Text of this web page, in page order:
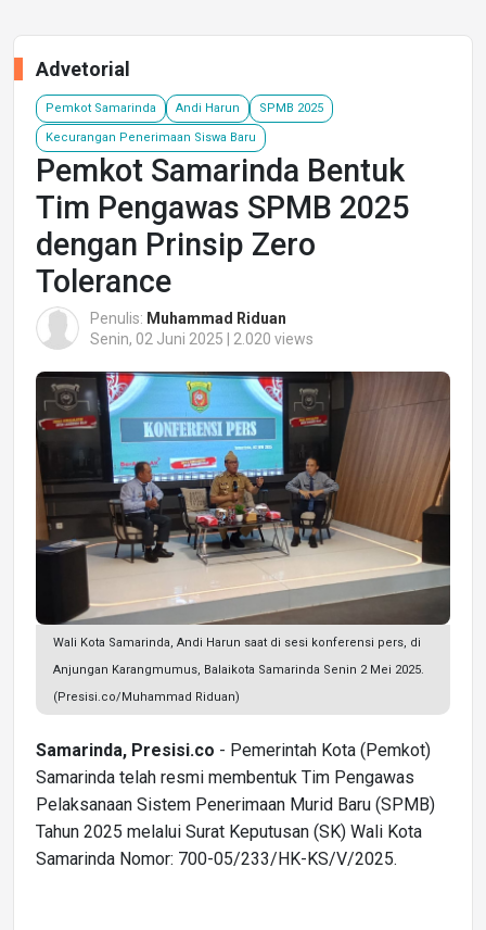
Advetorial
Pemkot Samarinda Andi Harun SPMB 2025
Kecurangan Penerimaan Siswa Baru
Pemkot Samarinda Bentuk
Tim Pengawas SPMB 2025
dengan Prinsip Zero
Tolerance
Penulis: Muhammad Riduan
Senin, 02 Juni 2025 | 2.020 views
Wali Kota Samarinda, Andi Harun saat di sesi konferensi pers, di
Anjungan Karangmumus, Balaikota Samarinda Senin 2 Mei 2025.
(Presisi.co/Muhammad Riduan)
Samarinda, Presisi.co - Pemerintah Kota (Pemkot)
Samarinda telah resmi membentuk Tim Pengawas
Pelaksanaan Sistem Penerimaan Murid Baru (SPMB)
Tahun 2025 melalui Surat Keputusan (SK) Wali Kota
Samarinda Nomor: 700-05/233/HK-KS/V/2025.